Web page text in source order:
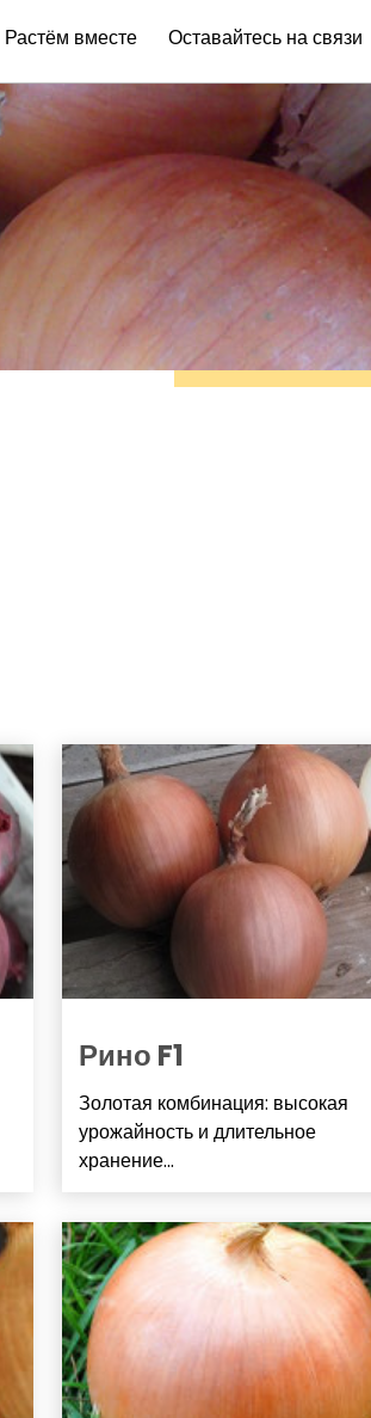
Растём вместе Оставайтесь на связи
Рино F1
Золотая комбинация: высокая
урожайность и длительное
хранение...